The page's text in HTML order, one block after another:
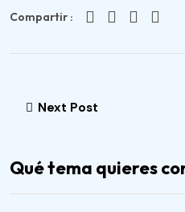
Compartir :
Next Post
Qué tema quieres